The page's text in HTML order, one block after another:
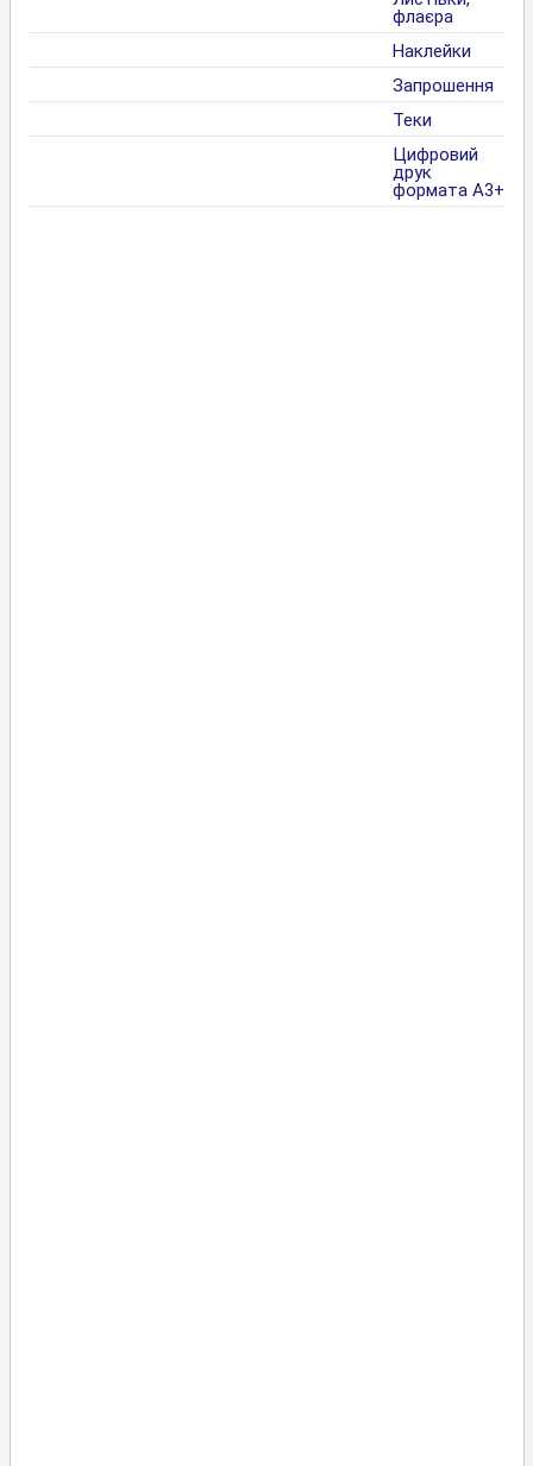
флаєра
Наклейки
Запрошення
Теки
Цифровий
друк
формата А3+